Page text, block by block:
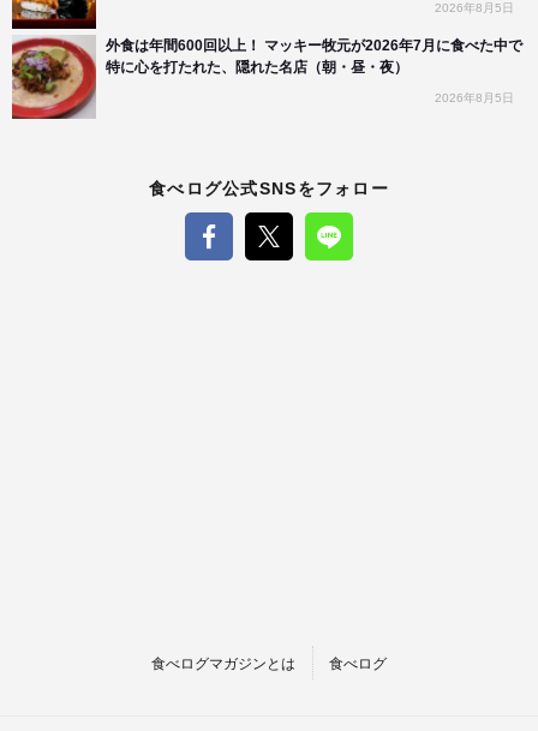
2026年8月5日
外食は年間600回以上！ マッキー牧元が2026年7月に食べた中で
特に心を打たれた、隠れた名店（朝・昼・夜）
2026年8月5日
食べログ公式SNSをフォロー
食べログマガジンとは 食べログ